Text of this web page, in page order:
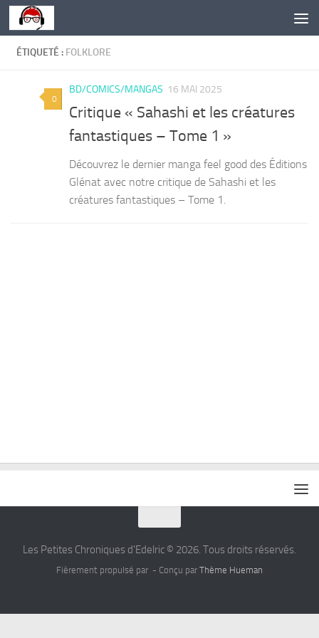
Skip to content
ÉTIQUETÉ : FOLKLORE
0
BD/COMICS/MANGAS 16 MAI 2025
Critique « Sahashi et les créatures
fantastiques – Tome 1 »
Découvrez le dernier manga feel good des Éditions
Glénat avec notre critique de Sahashi et les
créatures fantastiques – Tome 1.
Les Petites Chroniques d'Edelric © 2026. Tous droits réservés.
Fièrement propulsé par - Conçu par Thème Hueman